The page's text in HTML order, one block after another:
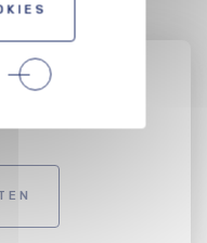
CinEuro-